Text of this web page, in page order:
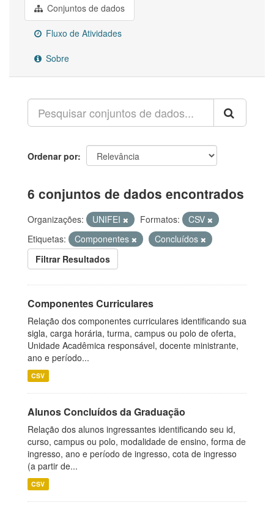
Conjuntos de dados
Fluxo de Atividades
Sobre
Ordenar por
6 conjuntos de dados encontrados
Organizações: UNIFEI Formatos:
CSV
Etiquetas:
Componentes
Concluídos
Filtrar Resultados
Componentes Curriculares
Relação dos componentes curriculares identificando sua
sigla, carga horária, turma, campus ou polo de oferta,
Unidade Acadêmica responsável, docente ministrante,
ano e período...
CSV
Alunos Concluídos da Graduação
Relação dos alunos ingressantes identificando seu id,
curso, campus ou polo, modalidade de ensino, forma de
ingresso, ano e período de ingresso, cota de ingresso
(a partir de...
CSV